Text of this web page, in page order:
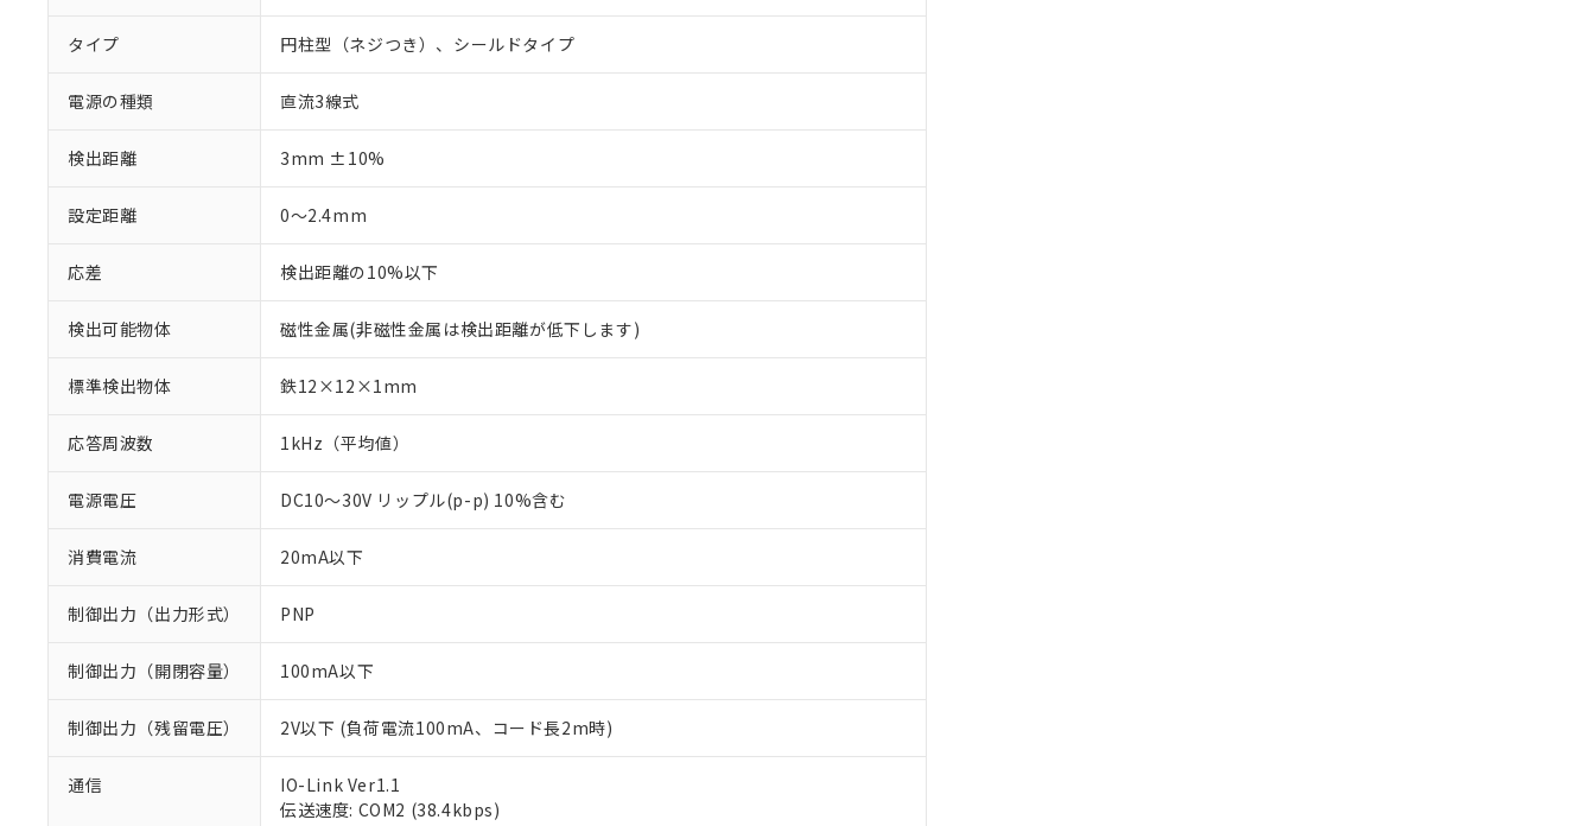
タイプ 円柱型（ネジつき）、シールドタイプ
電源の種類 直流3線式
検出距離 3mm ±10%
設定距離 0～2.4mm
応差 検出距離の10%以下
検出可能物体 磁性金属(非磁性金属は検出距離が低下します)
標準検出物体 鉄12×12×1mm
応答周波数 1kHz（平均値）
電源電圧 DC10～30V リップル(p-p) 10%含む
消費電流 20mA以下
制御出力（出力形式） PNP
制御出力（開閉容量） 100mA以下
制御出力（残留電圧） 2V以下 (負荷電流100mA、コード長2m時)
通信
IO-Link Ver1.1
伝送速度: COM2 (38.4kbps)対応済み：EU RoHS指令（10物質）の非含有に対応した製品が提供可能な商品です。